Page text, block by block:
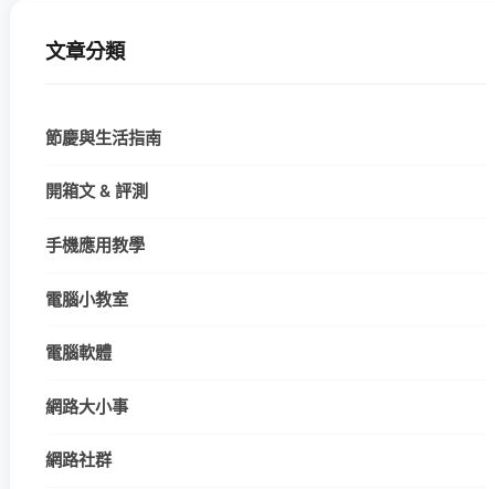
文章分類
節慶與生活指南
開箱文 & 評測
手機應用教學
電腦小教室
電腦軟體
網路大小事
網路社群